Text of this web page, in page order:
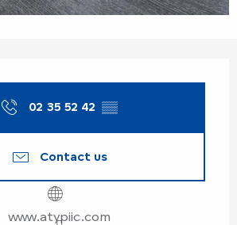
02 35 52 42 ▒▒
Contact us
www.atypiic.com